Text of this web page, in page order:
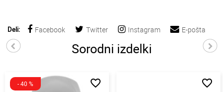
Deli: Facebook Twitter Instagram E-pošta
Sorodni izdelki
- 40 % favorite_border favorite_border